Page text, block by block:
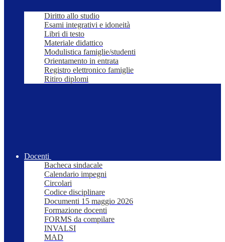
Diritto allo studio
Esami integrativi e idoneità
Libri di testo
Materiale didattico
Modulistica famiglie/studenti
Orientamento in entrata
Registro elettronico famiglie
Ritiro diplomi
Docenti
Bacheca sindacale
Calendario impegni
Circolari
Codice disciplinare
Documenti 15 maggio 2026
Formazione docenti
FORMS da compilare
INVALSI
MAD